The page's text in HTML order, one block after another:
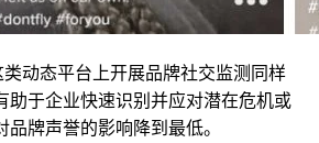
动态平台上开展品牌社交监测同样
助于企业快速识别并应对潜在危机或
牌声誉的影响降到最低。